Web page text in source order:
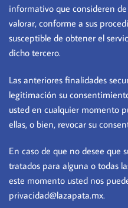
informativo que consideren
valorar, conforme a sus
susceptible de obtener el
dicho tercero.
Las anteriores finalidades
legitimación su
usted en cualquier momento
ellas, o bien, revocar su
En caso de que no desee que
tratados para alguna o todas
este momento usted nos
privacidad@lazapata.mx.